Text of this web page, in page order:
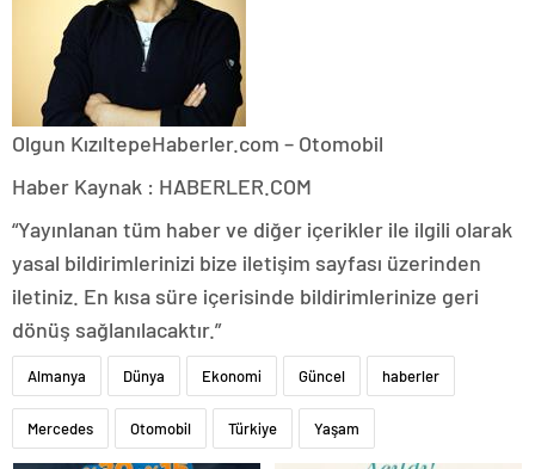
Olgun KızıltepeHaberler.com – Otomobil
Haber Kaynak : HABERLER.COM
“Yayınlanan tüm haber ve diğer içerikler ile ilgili olarak
yasal bildirimlerinizi bize iletişim sayfası üzerinden
iletiniz. En kısa süre içerisinde bildirimlerinize geri
dönüş sağlanılacaktır.”
Almanya Dünya Ekonomi Güncel haberler
Mercedes Otomobil Türkiye Yaşam